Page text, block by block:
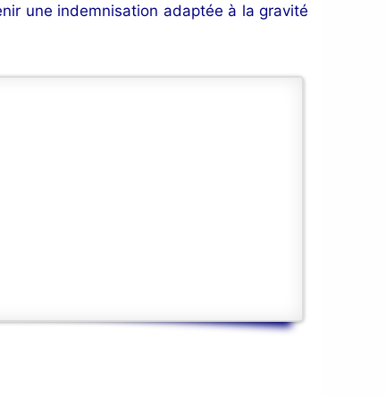
une indemnisation adaptée à la gravité